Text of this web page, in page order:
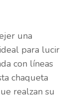
una
para lucir
con líneas
chaqueta
realzan su